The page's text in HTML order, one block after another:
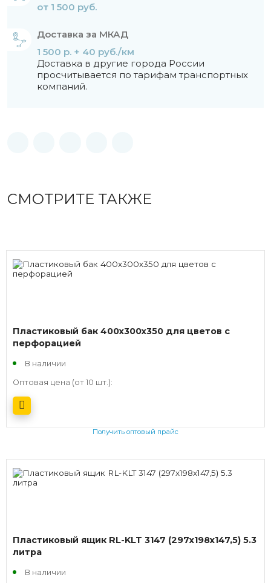
от 1 500 руб.
Доставка за МКАД
1 500 р. + 40 руб./км
Доставка в другие города России
просчитывается по тарифам транспортных
компаний.
СМОТРИТЕ ТАКЖЕ
Пластиковый бак 400х300х350 для цветов с
перфорацией
В наличии
Оптовая цена (от 10 шт.):
Получить оптовый прайс
Пластиковый ящик RL-KLT 3147 (297х198х147,5) 5.3
литра
В наличии